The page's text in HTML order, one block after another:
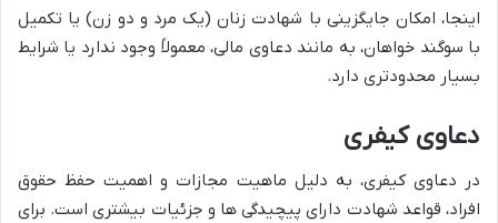
اینجا، امکان جایگزینی با شهادت زنان (یک مرد و دو زن) یا تکمیل
با سوگند خواهان، به مانند دعاوی مالی، معمولاً وجود ندارد یا شرایط
بسیار محدودتری دارد.
دعاوی کیفری
در دعاوی کیفری، به دلیل ماهیت مجازات و اهمیت حفظ حقوق
افراد، قواعد شهادت دارای پیچیدگی ها و جزئیات بیشتری است. برای